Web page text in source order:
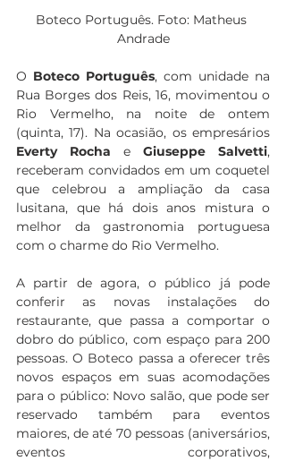
Boteco Português. Foto: Matheus
Andrade
O Boteco Português, com unidade na
Rua Borges dos Reis, 16, movimentou o
Rio Vermelho, na noite de ontem
Everty Rocha e Giuseppe Salvetti,
receberam convidados em um coquetel
que celebrou a ampliação da casa
lusitana, que há dois anos mistura o
melhor da gastronomia portuguesa
com o charme do Rio Vermelho.
A partir de agora, o público já pode
conferir as novas instalações do
restaurante, que passa a comportar o
dobro do público, com espaço para 200
pessoas. O Boteco passa a oferecer três
novos espaços em suas acomodações
para o público: Novo salão, que pode ser
reservado também para eventos
maiores, de até 70 pessoas (aniversários,
eventos corporativos,